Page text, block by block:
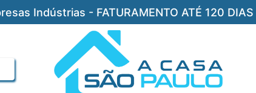
Indústrias - FATURAMENTO ATÉ 120